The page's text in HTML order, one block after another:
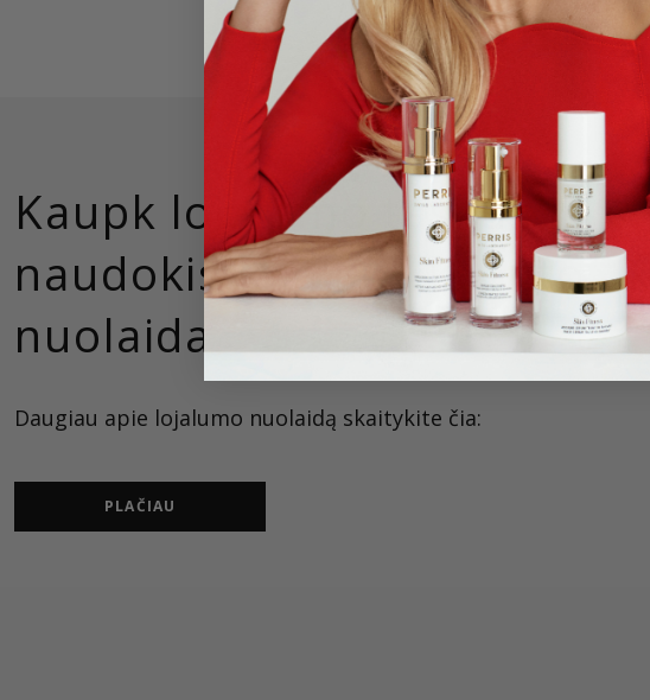
Kaupk lojalumo taškus ir
naudokis lojalaus kliento
nuolaida
Daugiau apie lojalumo nuolaidą skaitykite čia:
PLAČIAU